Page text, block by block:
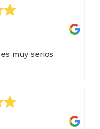
atención.
muy serios